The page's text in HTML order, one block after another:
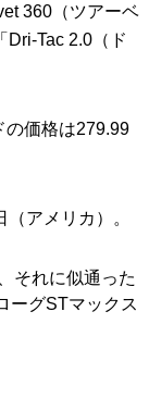
360（ツアーベ
Dri-Tac 2.0（ド
の価格は279.99
アメリカ）。
それに似通った
ーグSTマックス